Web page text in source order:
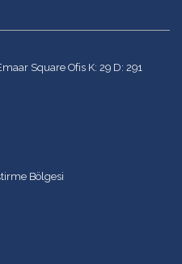
Square Ofis K: 29 D: 291
Bölgesi